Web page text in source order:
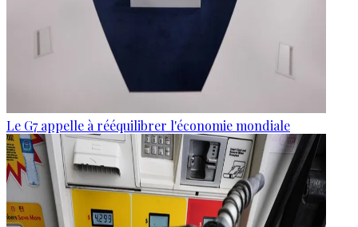
Le G7 appelle à rééquilibrer l'économie mondiale